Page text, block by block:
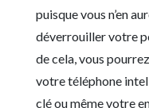
puisque vous n’en
déverrouiller votre
de cela, vous
votre téléphone
clé ou même votre